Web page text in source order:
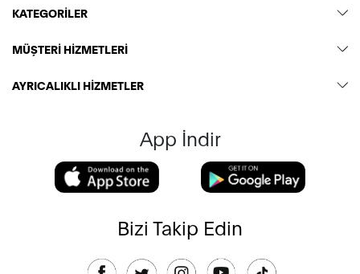
KATEGORİLER
MÜŞTERİ HİZMETLERİ
AYRICALIKLI HİZMETLER
App İndir
Bizi Takip Edin